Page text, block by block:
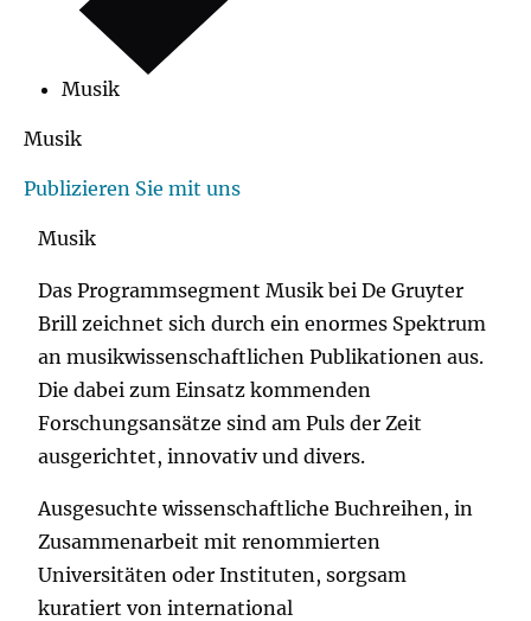
Musik
Musik
Publizieren Sie mit uns
Musik
Das Programmsegment Musik bei De Gruyter
Brill zeichnet sich durch ein enormes Spektrum
an musikwissenschaftlichen Publikationen aus.
Die dabei zum Einsatz kommenden
Forschungsansätze sind am Puls der Zeit
ausgerichtet, innovativ und divers.
Ausgesuchte wissenschaftliche Buchreihen, in
Zusammenarbeit mit renommierten
Universitäten oder Instituten, sorgsam
kuratiert von international